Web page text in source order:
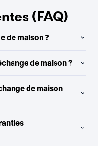
(FAQ)
de maison ?
de maison ?
de maison